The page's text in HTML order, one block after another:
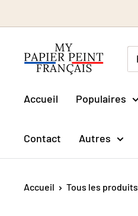
au
Accueil Populaires
Contact Autres
Accueil Tous les produits